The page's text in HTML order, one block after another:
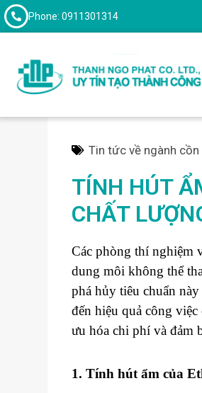
Phone: 0911301314
Tin tức về ngành cồn
TÍNH HÚT
CHẤT
Các phòng thí nghiệm
dung môi không thể
phá hủy tiêu chuẩn
đến hiệu quả công
ưu hóa chi phí và đảm
1. Tính hút ẩm của